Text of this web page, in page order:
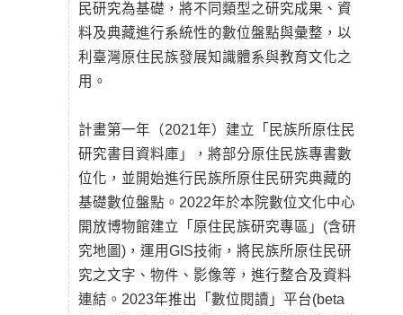
民研究為基礎，將不同類型之研究成果、資
料及典藏進行系統性的數位盤點與彙整，以
利臺灣原住民族發展知識體系與教育文化之
用。
計畫第一年（2021年）建立「民族所原住民
研究書目資料庫」，將部分原住民族專書數
位化，並開始進行民族所原住民研究典藏的
基礎數位盤點。2022年於本院數位文化中心
開放博物館建立「原住民族研究專區」(含研
究地圖)，運用GIS技術，將民族所原住民研
究之文字、物件、影像等，進行整合及資料
連結。2023年推出「數位閱讀」平台(beta